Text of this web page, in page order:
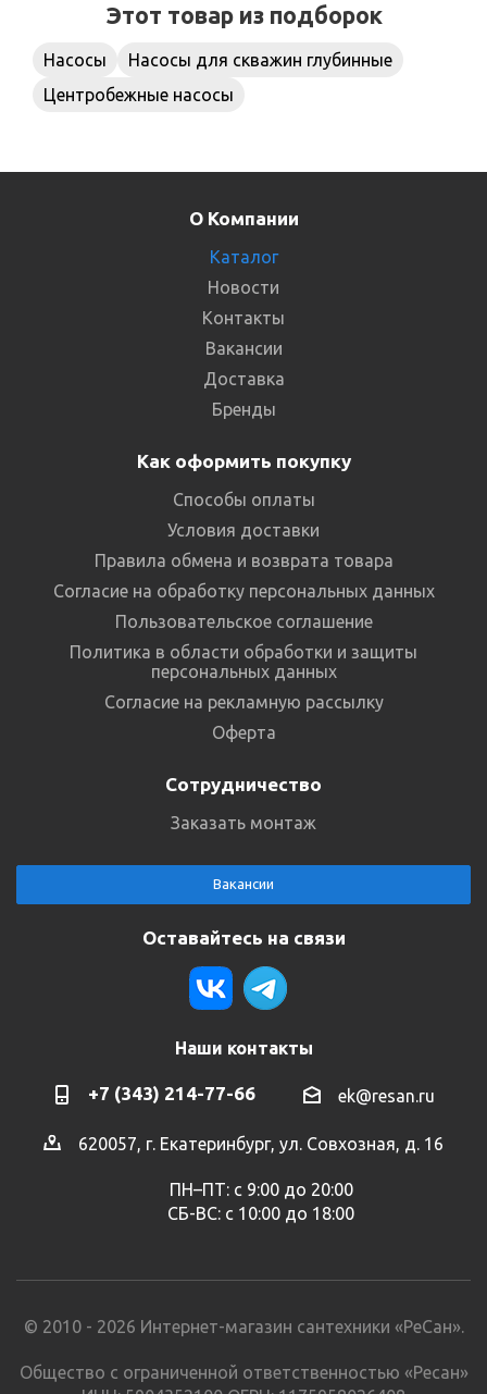
Этот товар из подборок
Насосы
Насосы для скважин глубинные
Центробежные насосы
О Компании
Каталог
Новости
Контакты
Вакансии
Доставка
Бренды
Как оформить покупку
Способы оплаты
Условия доставки
Правила обмена и возврата товара
Согласие на обработку персональных данных
Пользовательское соглашение
Политика в области обработки и защиты
персональных данных
Согласие на рекламную рассылку
Оферта
Сотрудничество
Заказать монтаж
Вакансии
Оставайтесь на связи
Наши контакты
+7 (343) 214-77-66 ek@resan.ru
620057, г. Екатеринбург, ул. Совхозная, д. 16
ПН–ПТ: с 9:00 до 20:00
СБ-ВС: с 10:00 до 18:00
© 2010 - 2026 Интернет-магазин сантехники «РеСан».
Общество с ограниченной ответственностью «Ресан»